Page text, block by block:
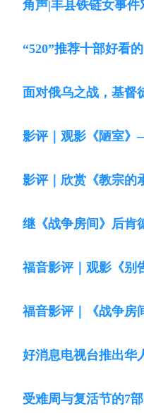
角声|丰县铁链女事
“520”推荐十部好看
面对俄乌之战，基督
影评｜观影《陋室
影评｜欣赏《教宗的
继《战争房间》后肯
福音影评｜观影《别
福音影评｜《战争房
好消息电视台推出华
受难周与复活节的7